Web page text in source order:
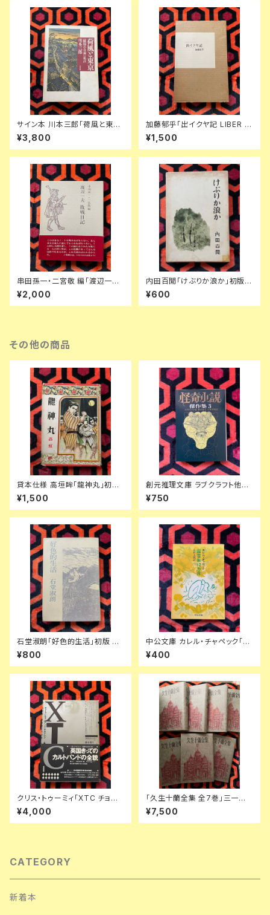
サイン本 川本三郎「荷風と東京
『断腸亭日乗』私註」初版 都市出
版 東京人
¥3,800
加藤郁乎「出イクヤ記 LIBER E
XICVIAE」初版 函入り 挿絵:齋
藤和雄 天眼社 俳句集
¥1,500
串田孫一・二宮敬 編「渡辺一
夫 敗戦日記」 初版 函入り 帯
付き 装幀:串田孫一 博文館新社
¥2,000
内田百閒「けぶりか浪か」初版
函入り 装幀:内田克已 新潮社
¥600
その他の商品
貸本仕様 高垣眸「龍神丸」初版
挿絵:伊藤幾久造 ポプラ社 少年
倶楽部
¥1,500
創元推理文庫 ラブクラフト他
「怪奇小説傑作集3」東京創元社
ディケンズ ビアース カバー:日
下弘 解説:平井呈一 アンソロジ
¥750
石堂淑朗「好色的生活」初版 装
幀:司修 講談社
¥800
中公文庫 カレル・チャペック「園
芸家12カ月」小松太郎訳 カバー
デザイン:建石修志 中央公論新
社
¥400
クリス・トゥーミィ「XTC チョー
クヒルズ アンド チルドレン」初
版 帯付き 新宿書房 おまけ付き
アンディ・パートリッジ
¥4,000
「久生十蘭全集 全7巻」三一書
房 編集委員:大佛次郎 荒正人
安部公房 中井英夫 3巻のみ月
報欠
¥7,500
CATEGORY
新着本